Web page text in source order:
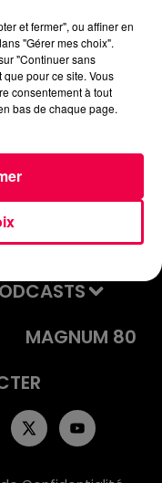
DU MARDI
EMISSIONS
MAGNUM 80
et fermer", ou affiner en
"Gérer mes choix".
"Continuer sans
pour ce site. Vous
consentement à tout
bas de chaque page.